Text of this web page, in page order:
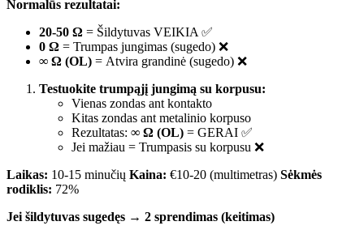
Normalūs rezultatai:
20-50 Ω = Šildytuvas VEIKIA ✅
0 Ω = Trumpas jungimas (sugedo) ❌
∞ Ω (OL) = Atvira grandinė (sugedo) ❌
Testuokite trumpąjį jungimą su korpusu:
Vienas zondas ant kontakto
Kitas zondas ant metalinio korpuso
Rezultatas: ∞ Ω (OL) = GERAI ✅
Jei mažiau = Trumpasis su korpusu ❌
Laikas: 10-15 minučių Kaina: €10-20 (multimetras) Sėkmės
rodiklis: 72%
Jei šildytuvas sugedęs → 2 sprendimas (keitimas)